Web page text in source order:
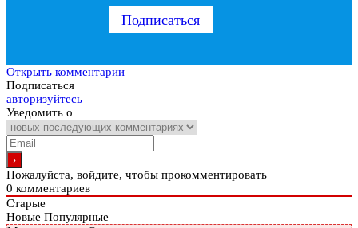
Подписаться
Открыть комментарии
Подписаться
авторизуйтесь
Уведомить о
Пожалуйста, войдите, чтобы прокомментировать
0 комментариев
Старые
Новые Популярные